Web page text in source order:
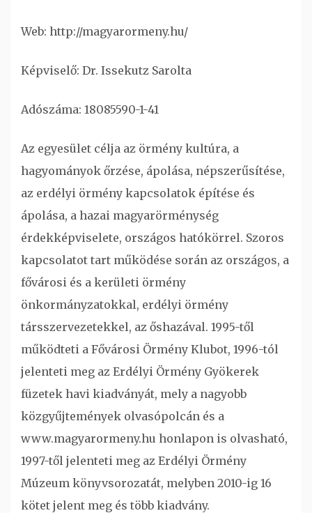
Web: http://magyarormeny.hu/
Képviselő: Dr. Issekutz Sarolta
Adószáma: 18085590-1-41
Az egyesület célja az örmény kultúra, a
hagyományok őrzése, ápolása, népszerűsítése,
az erdélyi örmény kapcsolatok építése és
ápolása, a hazai magyarörménység
érdekképviselete, országos hatókörrel. Szoros
kapcsolatot tart működése során az országos, a
fővárosi és a kerületi örmény
önkormányzatokkal, erdélyi örmény
társszervezetekkel, az őshazával. 1995-től
működteti a Fővárosi Örmény Klubot, 1996-tól
jelenteti meg az Erdélyi Örmény Gyökerek
füzetek havi kiadványát, mely a nagyobb
közgyűjtemények olvasópolcán és a
www.magyarormeny.hu honlapon is olvasható,
1997-től jelenteti meg az Erdélyi Örmény
Múzeum könyvsorozatát, melyben 2010-ig 16
kötet jelent meg és több kiadvány.